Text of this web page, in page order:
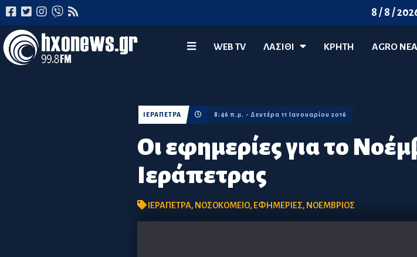
8 / 8 /
WEB TV ΛΑΣΊΘΙ ΚΡΗΤΗ AGRO ΝΈΑ
Οι εφημερίες για το
Ιεράπετρας
ΙΕΡΑΠΕΤΡΑ 8:46 π.μ. - Δευτέρα 11 Ιανουαρίου 2016
ΙΕΡΑΠΕΤΡΑ, ΝΟΣΟΚΟΜΕΙΟ, ΕΦΗΜΕΡΙΕΣ, ΝΟΕΜΒΡΙΟΣ